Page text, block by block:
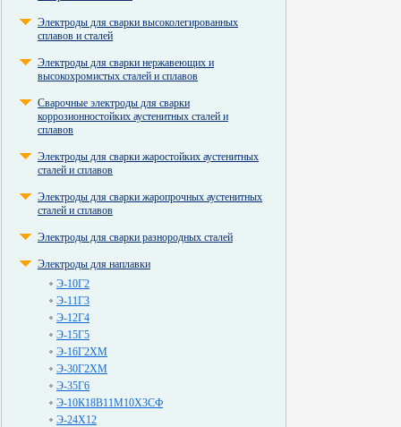
Электроды для сварки высоколегированных
сплавов и сталей
Электроды для сварки нержавеющих и
высокохромистых сталей и сплавов
Сварочные электроды для сварки
коррозионностойких аустенитных сталей и
сплавов
Электроды для сварки жаростойких аустенитных
сталей и сплавов
Электроды для сварки жаропрочных аустенитных
сталей и сплавов
Электроды для сварки разнородных сталей
Электроды для наплавки
Э-10Г2
Э-11Г3
Э-12Г4
Э-15Г5
Э-16Г2ХМ
Э-30Г2ХМ
Э-35Г6
Э-10К18В11М10Х3СФ
Э-24Х12